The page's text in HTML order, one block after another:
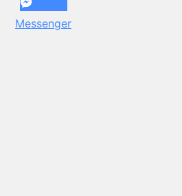
Messenger